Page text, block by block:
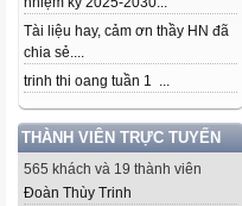
Tài liệu hay, cảm ơn thầy HN đã
chia sẻ....
trinh thi oang tuần 1 ...
THÀNH VIÊN TRỰC TUYẾN
565 khách và 19 thành viên
Đoàn Thùy Trinh